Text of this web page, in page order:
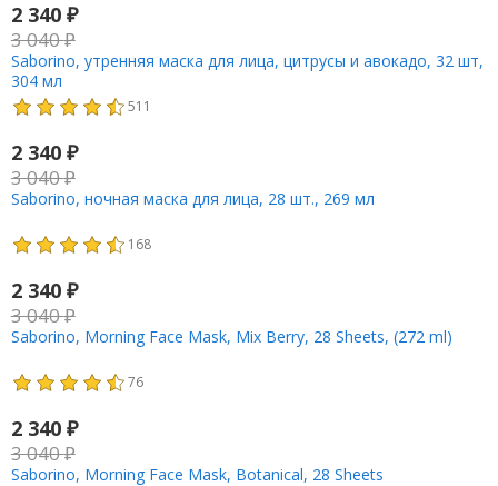
2 340 ₽
3 040₽
Saborino, утренняя маска для лица, цитрусы и авокадо, 32 шт,
304 мл
511
2 340 ₽
3 040₽
Saborino, ночная маска для лица, 28 шт., 269 мл
168
2 340 ₽
3 040₽
Saborino, Morning Face Mask, Mix Berry, 28 Sheets, (272 ml)
76
2 340 ₽
3 040₽
Saborino, Morning Face Mask, Botanical, 28 Sheets